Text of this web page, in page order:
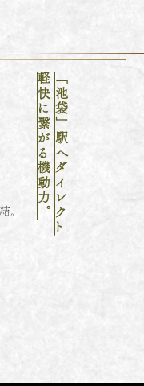
「池袋」駅へダイレクト
軽快に繋がる機動力。
。